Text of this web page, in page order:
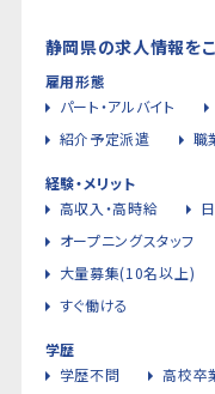
静岡県の求人情報を
雇用形態
パート・アルバイト
紹介予定派遣
職
経験・メリット
高収入・高時給
オープニングスタッフ
大量募集(10名以上)
すぐ働ける
学歴
学歴不問
高校卒